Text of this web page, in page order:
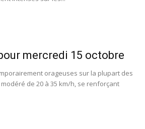
mercredi 15 octobre
orageuses sur la plupart des
de 20 à 35 km/h, se renforçant